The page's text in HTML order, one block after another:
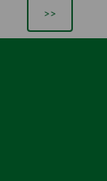
>>